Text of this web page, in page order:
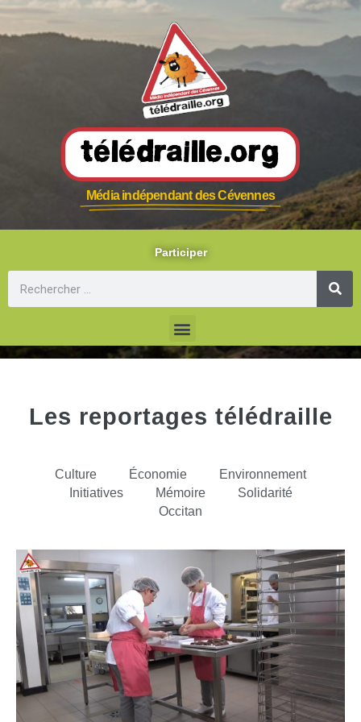
Télédraille.org
Média indépendant des Cévennes
Participer
Les reportages télédraille
Culture Économie
Environnement
Initiatives
Mémoire
Solidarité
Occitan